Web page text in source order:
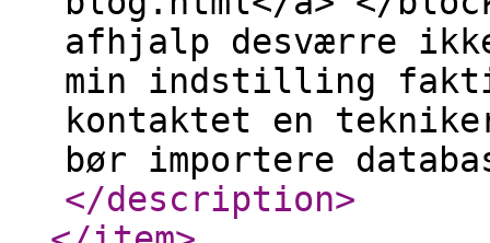
afhjalp desværre
min indstilling
kontaktet en
bør importere
</description>